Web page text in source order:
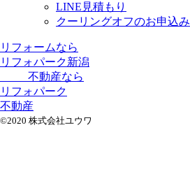
LINE見積もり
クーリングオフのお申込み
リフォームなら
リフォパーク新潟
不動産なら
リフォパーク
不動産
©2020 株式会社ユウワ